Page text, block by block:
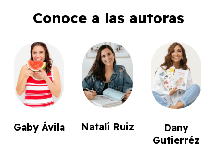
Conoce a las autoras
Gaby Ávila Natalí Ruiz
Dany
Gutierréz